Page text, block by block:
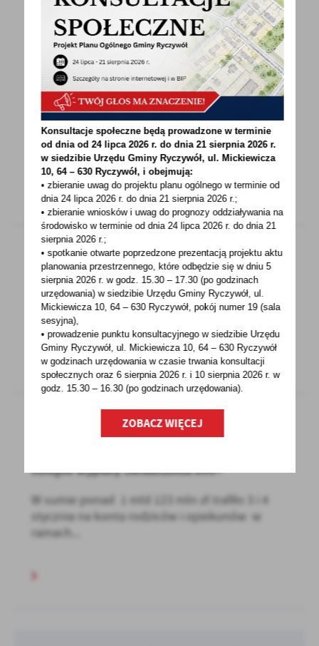
08 - 01 - 2024
Zawiadomienie o wydaniu decyzji w sprawie
ustalenia lokalizacji inwestycji celu
publicznego polegającej na budowie drogi na
ulicy Wrzosowej i Makowej wraz z budową
chodnika, odwodnieniem i oświetleniem na
terenie działek o nr ewid. 9/2, 11/3, 28/8,
28/15, 29, 30, 31/20 obręb Ryczywół, gmina
Ryczywół.
06 - 01 - 2024
6 stycznia 2024 Rocznica Wyzwolenia
Ryczywołu Święto Trzech Króli
Kolejne wypłaty świadczenia 800+
W sumie ponad 1 mld 123 mln zł trafiło 3 i 4
stycznia na konta rodziców i opiekunów w
ramach...
Konsultacje społeczne będą prowadzone w terminie
od dnia od 24 lipca 2026 r. do dnia 21 sierpnia 2026 r.
w siedzibie Urzędu Gminy Ryczywół, ul. Mickiewicza
10, 64 – 630 Ryczywół, i obejmują:
• zbieranie uwag do projektu planu ogólnego w terminie od
dnia 24 lipca 2026 r. do dnia 21 sierpnia 2026 r.;
• zbieranie wniosków i uwag do prognozy oddziaływania na
środowisko w terminie od dnia 24 lipca 2026 r. do dnia 21
sierpnia 2026 r.;
• spotkanie otwarte poprzedzone prezentacją projektu aktu
planowania przestrzennego, które odbędzie się w dniu 5
sierpnia 2026 r.w godz. 15.30 – 17.30 (po godzinach
urzędowania) w siedzibie Urzędu Gminy Ryczywół, ul.
Mickiewicza 10, 64 – 630 Ryczywół, pokójnumer 19 (sala
sesyjna),
• prowadzenie punktu konsultacyjnego w siedzibie Urzędu
Gminy Ryczywół, ul. Mickiewicza 10, 64 – 630 Ryczywół
w godzinachurzędowania w czasie trwania konsultacji
społecznych oraz 6 sierpnia 2026 r. i 10 sierpnia 2026 r. w
godz. 15.30 – 16.30 (po godzinachurzędowania).
ZOBACZ WIĘCEJ